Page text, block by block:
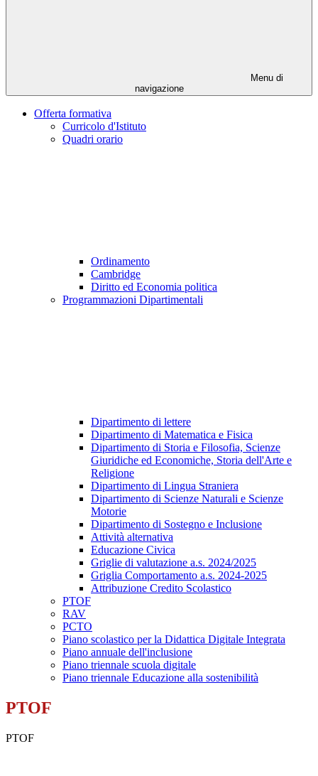
Menu di
navigazione
Offerta formativa
Curricolo d'Istituto
Quadri orario
Ordinamento
Cambridge
Diritto ed Economia politica
Programmazioni Dipartimentali
Dipartimento di lettere
Dipartimento di Matematica e Fisica
Dipartimento di Storia e Filosofia, Scienze
Giuridiche ed Economiche, Storia dell'Arte e
Religione
Dipartimento di Lingua Straniera
Dipartimento di Scienze Naturali e Scienze
Motorie
Dipartimento di Sostegno e Inclusione
Attività alternativa
Educazione Civica
Griglie di valutazione a.s. 2024/2025
Griglia Comportamento a.s. 2024-2025
Attribuzione Credito Scolastico
PTOF
RAV
PCTO
Piano scolastico per la Didattica Digitale Integrata
Piano annuale dell'inclusione
Piano triennale scuola digitale
Piano triennale Educazione alla sostenibilità
PTOF
PTOF